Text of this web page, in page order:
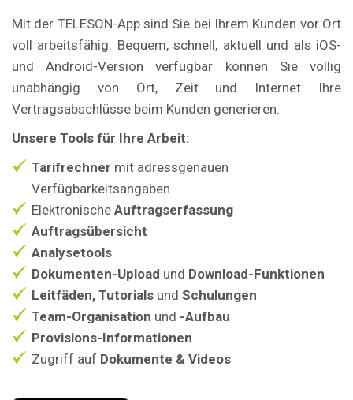
Mit der TELESON-App sind Sie bei Ihrem Kunden vor Ort
voll arbeitsfähig. Bequem, schnell, aktuell und als iOS-
und Android-Version verfügbar können Sie völlig
unabhängig von Ort, Zeit und Internet Ihre
Vertragsabschlüsse beim Kunden generieren.
Unsere Tools für Ihre Arbeit:
Tarifrechner mit adressgenauen
Verfügbarkeitsangaben
Elektronische Auftragserfassung
Auftragsübersicht
Analysetools
Dokumenten-Upload und Download-Funktionen
Leitfäden, Tutorials und Schulungen
Team-Organisation und -Aufbau
Provisions-Informationen
Zugriff auf Dokumente & Videos